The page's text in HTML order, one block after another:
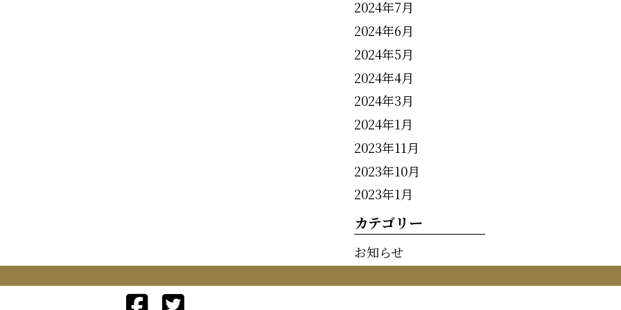
2024年7月
2024年6月
2024年5月
2024年4月
2024年3月
2024年1月
2023年11月
2023年10月
2023年1月
カテゴリー
お知らせ